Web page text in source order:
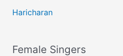
Haricharan
Female Singers